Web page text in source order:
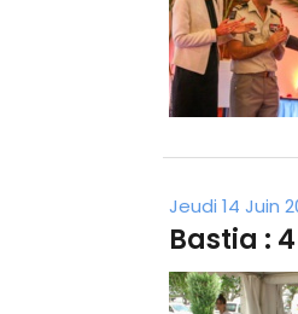
Jeudi 14 Juin
Bastia :